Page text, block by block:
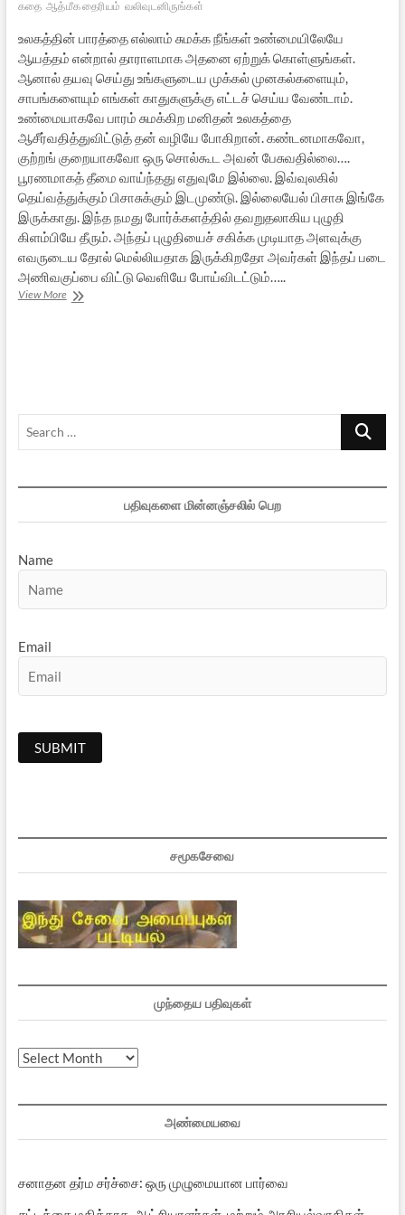
கதை ஆத்மீக தைரியம் வலிவுடனிருங்கள்
உலகத்தின் பாரத்தை எல்லாம் சுமக்க நீங்கள் உண்மையிலேயே
ஆயத்தம் என்றால் தாராளமாக அதனை ஏற்றுக் கொள்ளுங்கள்.
ஆனால் தயவு செய்து உங்களுடைய முக்கல் முனகல்களையும்,
சாபங்களையும் எங்கள் காதுகளுக்கு எட்டச் செய்ய வேண்டாம்.
உண்மையாகவே பாரம் சுமக்கிற மனிதன் உலகத்தை
ஆசீர்வதித்துவிட்டுத் தன் வழியே போகிறான். கண்டனமாகவோ,
குற்றங் குறையாகவோ ஒரு சொல்கூட அவன் பேசுவதில்லை….
பூரணமாகத் தீமை வாய்ந்தது எதுவுமே இல்லை. இவ்வுலகில்
தெய்வத்துக்கும் பிசாசுக்கும் இடமுண்டு. இல்லையேல் பிசாசு இங்கே
இருக்காது. இந்த நமது போர்க்களத்தில் தவறுதலாகிய புழுதி
கிளம்பியே தீரும். அந்தப் புழுதியைச் சகிக்க முடியாத அளவுக்கு
எவருடைய தோல் மெல்லியதாக இருக்கிறதோ அவர்கள் இந்தப் படை
அணிவகுப்பை விட்டு வெளியே போய்விடட்டும்…..
View Moreஎழுமின்
Search
பதிவுகளை மின்னஞ்சலில் பெற
Name
Email
சமூகசேவை
முந்தைய பதிவுகள்
முந்தைய
அண்மையவை
சனாதன தர்ம சர்ச்சை: ஒரு முழுமையான பார்வை